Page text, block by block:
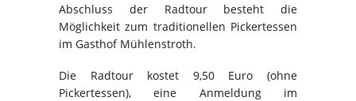
Abschluss der Radtour besteht die
Möglichkeit zum traditionellen Pickertessen
im Gasthof Mühlenstroth.
Die Radtour kostet 9,50 Euro (ohne
Pickertessen), eine Anmeldung im